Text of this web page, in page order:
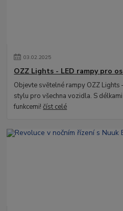
03.02.2025
OZZ Lights - LED rampy pro
Objevte světelné rampy OZZ Lights
stylu pro všechna vozidla. S
funkcemi!číst celé